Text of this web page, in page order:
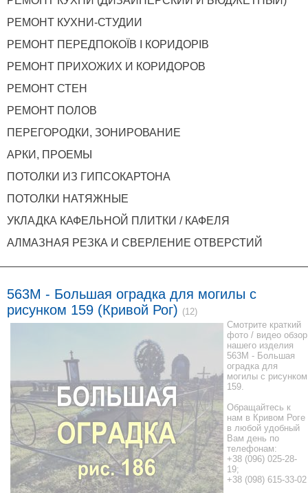
РЕМОНТ КУХНИ-СТУДИИ
РЕМОНТ ПЕРЕДПОКОЇВ І КОРИДОРІВ
РЕМОНТ ПРИХОЖИХ И КОРИДОРОВ
РЕМОНТ СТЕН
РЕМОНТ ПОЛОВ
ПЕРЕГОРОДКИ, ЗОНИРОВАНИЕ
АРКИ, ПРОЕМЫ
ПОТОЛКИ ИЗ ГИПСОКАРТОНА
ПОТОЛКИ НАТЯЖНЫЕ
УКЛАДКА КАФЕЛЬНОЙ ПЛИТКИ / КАФЕЛЯ
АЛМАЗНАЯ РЕЗКА И СВЕРЛЕНИЕ ОТВЕРСТИЙ
563M - Большая оградка для могилы с
рисунком 159 (Кривой Рог) (12)
Смотрите краткий
фото / видео обзор
нашего изделия
563M - Большая
оградка для
могилы с рисунком
159.
Обращайтесь к
нам в Кривом Роге
в любой удобный
Вам день по
телефонам:
+38 (096) 025-28-
19;
+38 (098) 615-33-02